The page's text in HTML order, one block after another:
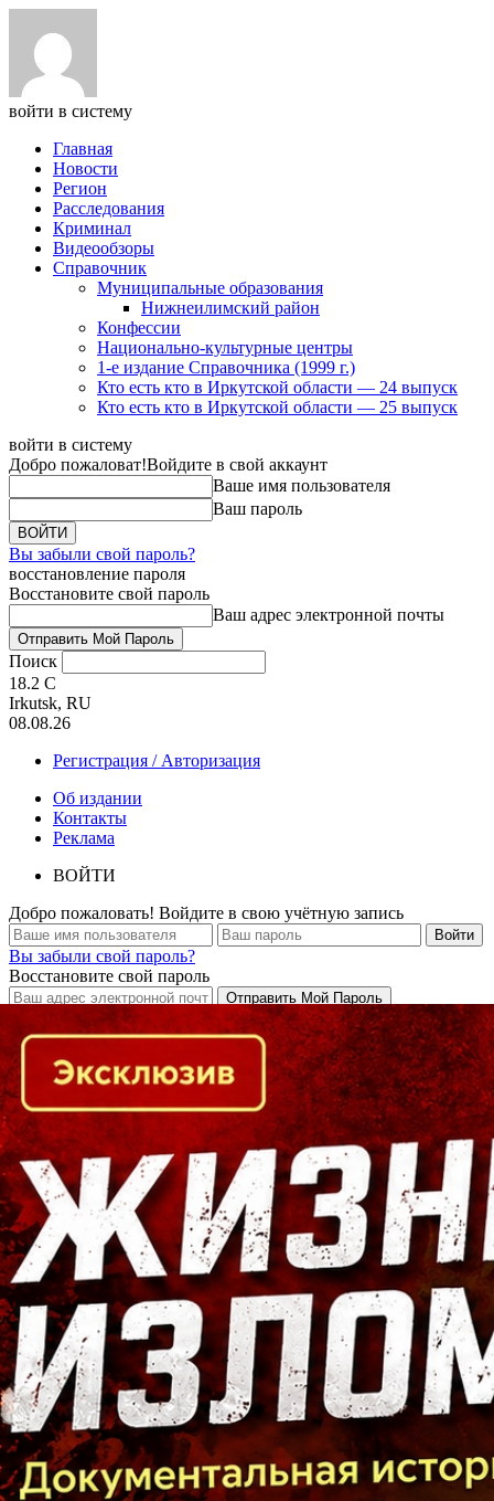
войти в систему
Главная
Новости
Регион
Расследования
Криминал
Видеообзоры
Справочник
Муниципальные образования
Нижнеилимский район
Конфессии
Национально-культурные центры
1-е издание Справочника (1999 г.)
Кто есть кто в Иркутской области — 24 выпуск
Кто есть кто в Иркутской области — 25 выпуск
войти в систему
Добро пожаловат!Войдите в свой аккаунт
Ваше имя пользователя
Ваш пароль
Вы забыли свой пароль?
восстановление пароля
Восстановите свой пароль
Ваш адрес электронной почты
Поиск
18.2 C
Irkutsk, RU
08.08.26
Регистрация / Авторизация
Об издании
Контакты
Реклама
ВОЙТИ
Добро пожаловать! Войдите в свою учётную запись
Вы забыли свой пароль?
Восстановите свой пароль
Кто есть кто в Байкальском регионе